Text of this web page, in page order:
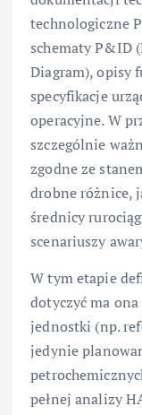
technologiczne
schematy P&ID
Diagram), opisy
specyfikacje
operacyjne. W
szczególnie
zgodne ze
drobne różnice,
średnicy
scenariuszy
W tym etapie
dotyczyć ma
jednostki (np.
jedynie
pełnej analizy